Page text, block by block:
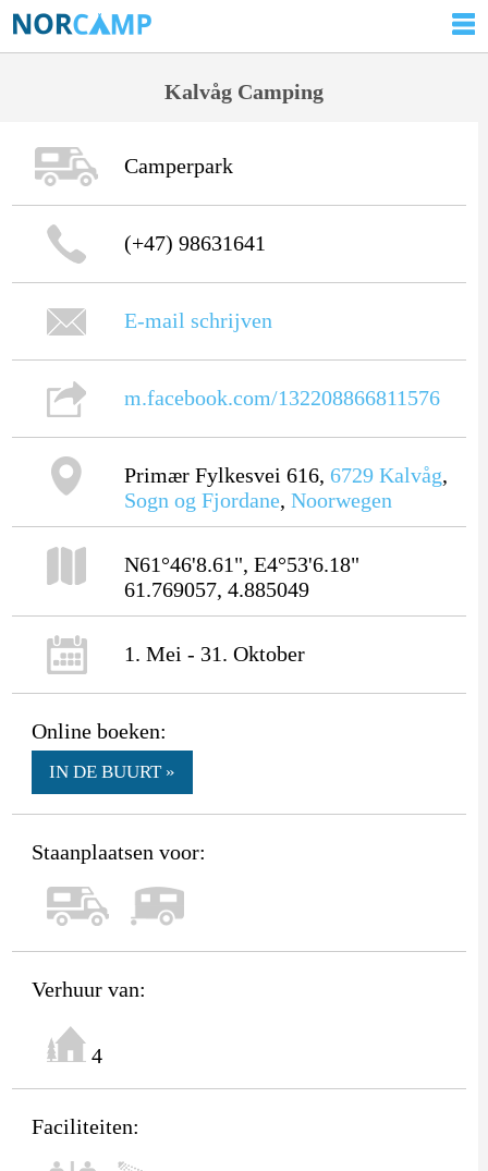
Kalvåg Camping
Camperpark
(+47) 98631641
E-mail schrijven
m.facebook.com/132208866811576
Primær Fylkesvei 616, 6729 Kalvåg,
Sogn og Fjordane, Noorwegen
N61°46'8.61", E4°53'6.18"
61.769057, 4.885049
1. Mei - 31. Oktober
Online boeken:
IN DE BUURT »
Staanplaatsen voor:
Verhuur van:
4
Faciliteiten: